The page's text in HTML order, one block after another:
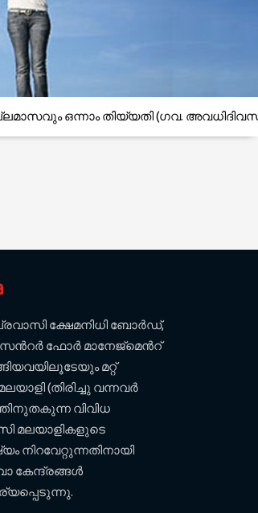
ഒന്നാം തിയ്യതി (ഗവ.
ക്ഷേമനിധി ബോര്‍ഡ്,
ഫോര്‍ മാനേജ്മെന്‍റ്
മറ്റ്
(തിരിച്ചു വന്നവര്‍
വിവിധ
മലയാളികളുടെ
നിറവേറ്റുന്നതിനായി
കേന്ദ്രങ്ങള്‍